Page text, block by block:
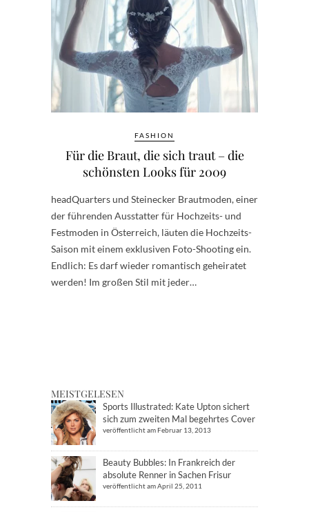
FASHION
Für die Braut, die sich traut – die
schönsten Looks für 2009
headQuarters und Steinecker Brautmoden, einer
der führenden Ausstatter für Hochzeits- und
Festmoden in Österreich, läuten die Hochzeits-
Saison mit einem exklusiven Foto-Shooting ein.
Endlich: Es darf wieder romantisch geheiratet
werden! Im großen Stil mit jeder…
MEISTGELESEN
Sports Illustrated: Kate Upton sichert
sich zum zweiten Mal begehrtes Cover
veröffentlicht am Februar 13, 2013
Beauty Bubbles: In Frankreich der
absolute Renner in Sachen Frisur
veröffentlicht am April 25, 2011